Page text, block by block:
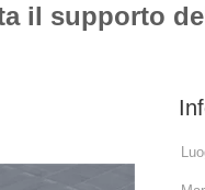
il supporto